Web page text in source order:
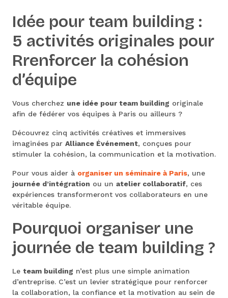
Idée pour team building :
5 activités originales pour
Rrenforcer la cohésion
d’équipe
Vous cherchez une idée pour team building originale
afin de fédérer vos équipes à Paris ou ailleurs ?
Découvrez cinq activités créatives et immersives
imaginées par Alliance Événement, conçues pour
stimuler la cohésion, la communication et la motivation.
Pour vous aider à organiser un séminaire à Paris, une
journée d’intégration ou un atelier collaboratif, ces
expériences transformeront vos collaborateurs en une
véritable équipe.
Pourquoi organiser une
journée de team building ?
Le team building n’est plus une simple animation
d’entreprise. C’est un levier stratégique pour renforcer
la collaboration, la confiance et la motivation au sein de